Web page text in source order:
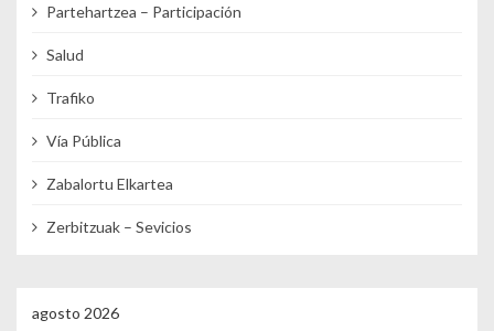
Partehartzea – Participación
Salud
Trafiko
Vía Pública
Zabalortu Elkartea
Zerbitzuak – Sevicios
agosto 2026